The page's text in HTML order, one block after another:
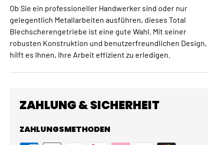
Ob Sie ein professioneller Handwerker sind oder nur
gelegentlich Metallarbeiten ausführen, dieses Total
Blechscherengetriebe ist eine gute Wahl. Mit seiner
robusten Konstruktion und benutzerfreundlichen Design,
hilft es Ihnen, Ihre Arbeit effizient zu erledigen.
ZAHLUNG & SICHERHEIT
ZAHLUNGSMETHODEN